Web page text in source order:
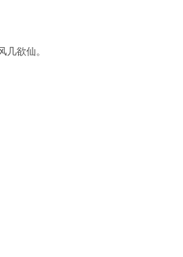
几欲仙。